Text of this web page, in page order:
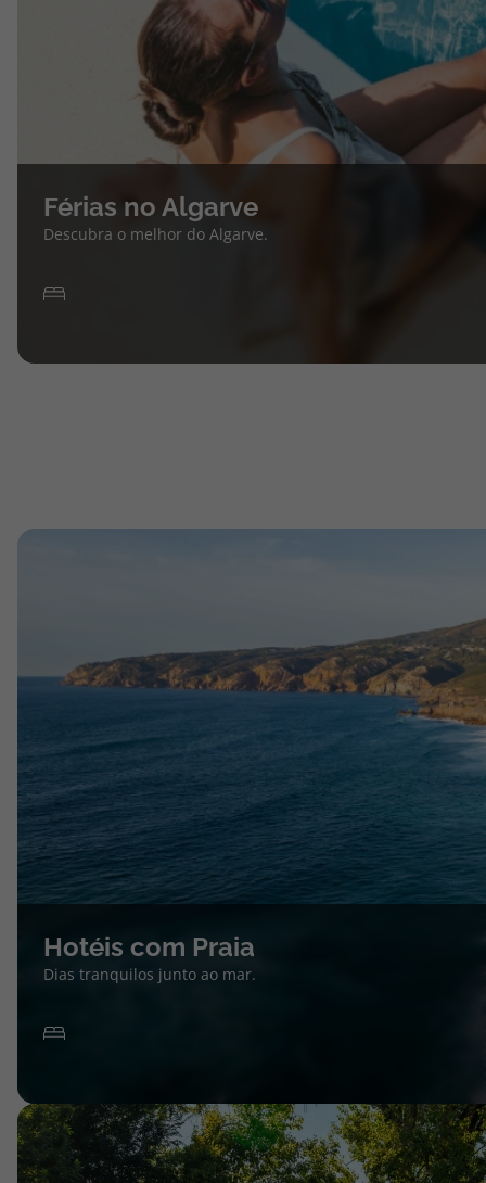
Férias no Algarve
Descubra o melhor do Algarve.
Hotéis com Praia
Dias tranquilos junto ao mar.